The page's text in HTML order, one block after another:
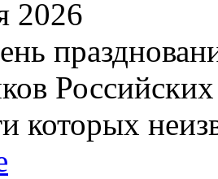
2026
которых